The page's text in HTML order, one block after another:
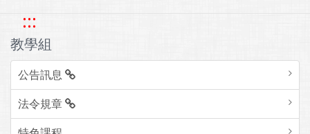
:::
教學組
公告訊息
法令規章